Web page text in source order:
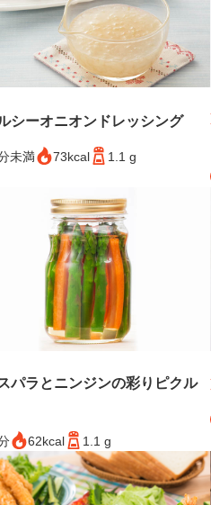
シーオニオンドレッシング
未満 73kcal 1.1 g
パラとニンジンの彩りピクル
62kcal 1.1 g